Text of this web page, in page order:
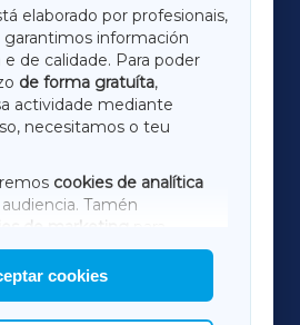
elaborado por profesionais,
información
de calidade. Para poder
de forma gratuíta,
actividade mediante
necesitamos o teu
cookies de analítica
Tamén
de marketing
de terceiros.
personalizar a elección das
permitir.
cookies
LUGOXA
AMARIÑAXA